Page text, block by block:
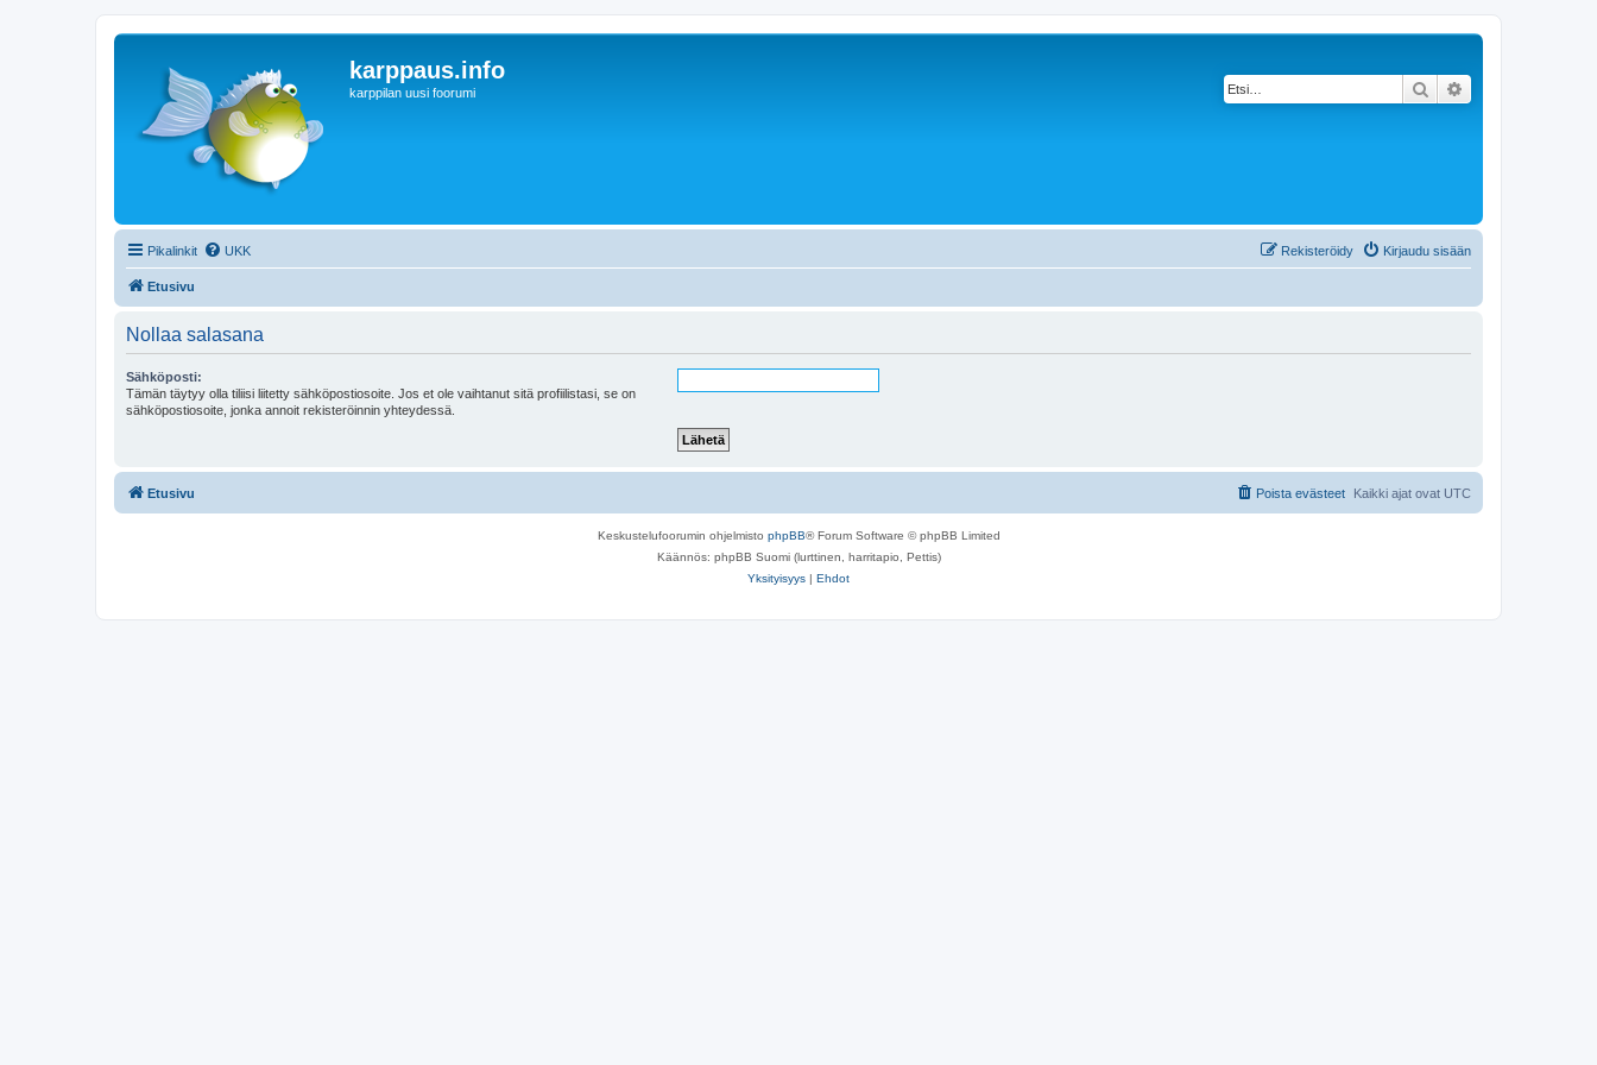
karppaus.info
karppilan uusi foorumi Etsi
Pikalinkit UKK Kirjaudu sisään
Rekisteröidy
Etusivu
Nollaa salasana
Sähköposti:
Tämän täytyy olla tiliisi liitetty sähköpostiosoite. Jos et ole vaihtanut sitä profiilistasi, se on
sähköpostiosoite, jonka annoit rekisteröinnin yhteydessä.
Etusivu Kaikki ajat ovat UTC
Poista evästeet
Keskustelufoorumin ohjelmisto phpBB® Forum Software © phpBB Limited
Käännös: phpBB Suomi (lurttinen, harritapio, Pettis)
Yksityisyys | Ehdot